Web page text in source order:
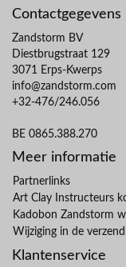
Contactgegevens
Zandstorm BV
Diestbrugstraat 129
3071 Erps-Kwerps
info@zandstorm.com
+32-476/246.056
BE 0865.388.270
Meer informatie
Partnerlinks
Art Clay Instructeurs
Kadobon Zandstorm
Wijziging in de
Klantenservice